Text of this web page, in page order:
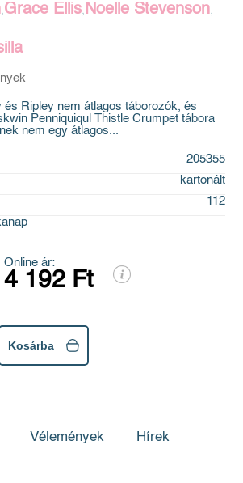
Grace Ellis Noelle Stevenson
és Ripley nem átlagos táborozók, és
Penniquiqul Thistle Crumpet tábora
nem egy átlagos...
205355
kartonált
112
Online ár:
4 192 Ft
Kosárba
Vélemények Hírek